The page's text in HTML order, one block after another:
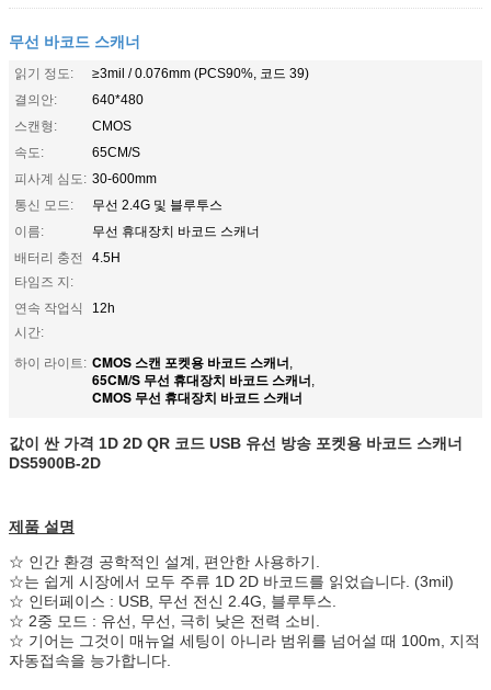
무선 바코드 스캐너
읽기 정도:
≥3mil / 0.076mm (PCS90%, 코드 39)
결의안:
640*480
스캔형:
CMOS
속도:
65CM/S
피사계 심도: 30-600mm
통신 모드:
무선 2.4G 및 블루투스
이름:
무선 휴대장치 바코드 스캐너
배터리 충전
타임즈 지:
4.5H
연속 작업식
시간:
12h
하이 라이트: CMOS 스캔 포켓용 바코드 스캐너,
65CM/S 무선 휴대장치 바코드 스캐너,
CMOS 무선 휴대장치 바코드 스캐너
값이 싼 가격 1D 2D QR 코드 USB 유선 방송 포켓용 바코드 스캐너
DS5900B-2D
제품 설명
☆ 인간 환경 공학적인 설계, 편안한 사용하기.
☆는 쉽게 시장에서 모두 주류 1D 2D 바코드를 읽었습니다. (3mil)
☆ 인터페이스 : USB, 무선 전신 2.4G, 블루투스.
☆ 2중 모드 : 유선, 무선, 극히 낮은 전력 소비.
☆ 기어는 그것이 매뉴얼 세팅이 아니라 범위를 넘어설 때 100m, 지적
자동접속을 능가합니다.